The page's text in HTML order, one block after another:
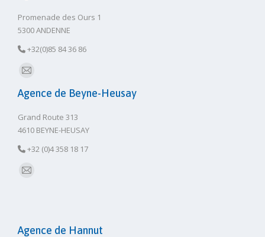
Promenade des Ours 1
5300 ANDENNE
+32(0)85 84 36 86
E-
mail
Agence de Beyne-Heusay
Grand Route 313
4610 BEYNE-HEUSAY
+32 (0)4 358 18 17
E-
Agence de Hannut